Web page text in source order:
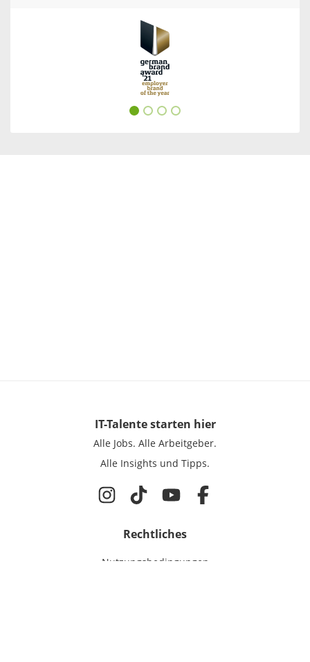
IT-Talentestarten hier
Alle Jobs. Alle Arbeitgeber.
Alle Insights und Tipps.
Rechtliches
Nutzungsbedingungen